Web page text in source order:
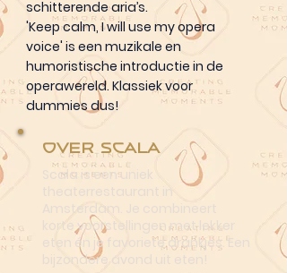
schitterende aria’s.
'Keep calm, I will use my opera
voice' is een muzikale en
humoristische introductie in de
operawereld. Klassiek voor
dummies dus!
Over Scala
Scala is een uniek
Amsterdam. Je combineert
korte voorstellingen met lekker
eten én je favoriete drankjes. Een
bijzondere avond uit eten!